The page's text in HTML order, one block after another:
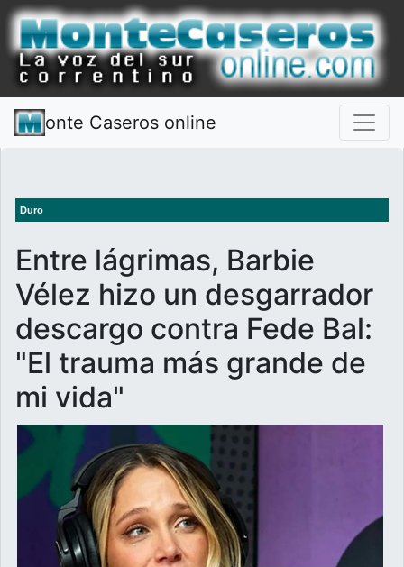
onte Caseros online
Duro
Entre lágrimas, Barbie
Vélez hizo un desgarrador
descargo contra Fede Bal:
"El trauma más grande de
mi vida"